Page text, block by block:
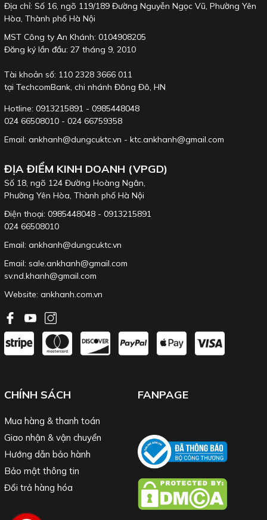
Địa chỉ: Số 16, ngõ 119/189 Đường Nguyễn Ngọc Vũ, Phường Yên
Hòa, Thành phố Hà Nội
MST Công ty An Khánh: 0104908205
Đăng ký lần đầu: 27 tháng 9, 2010
Tài khoản số: 110 2328 3666 011
tại TechcomBank, chi nhánh Đông Đô, HN
Hotline: 0913215891 - 0985448048
024 66508010 - 024 66759358
Email: ankhanh@dungcuktc.vn - ktc.ankhanh@gmail.com
ĐỊA ĐIỂM KINH DOANH (VPGD)
Số 18, ngõ 124 Đường Hoàng Ngân,
Phường Yên Hòa, Thành phố Hà Nội
Điện thoại: 0985448048 - 0913215891
024 66508010
Email: ankhanh@dungcuktc.vn
Email: sale.ankhanh@gmail.com
sv.nd.khanh@gmail.com
Website: ankhanh.com.vn
CHÍNH SÁCH
Mua hàng & thanh toán
Giao nhận & vận chuyển
Hướng dẫn bảo hành
Bảo mật thông tin
Đổi trả hàng hóa
FANPAGE